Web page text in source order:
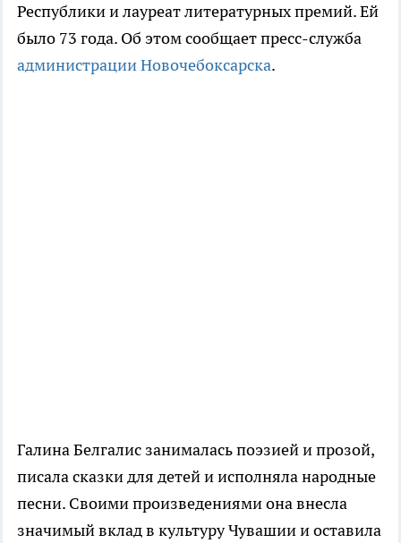
Республики и лауреат литературных премий. Ей
было 73 года. Об этом сообщает пресс-служба
администрации Новочебоксарска.
Галина Белгалис занималась поэзией и прозой,
писала сказки для детей и исполняла народные
песни. Своими произведениями она внесла
значимый вклад в культуру Чувашии и оставила